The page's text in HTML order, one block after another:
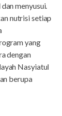
menyusui.
nutrisi setiap
yang
dengan
Nasyiatul
berupa